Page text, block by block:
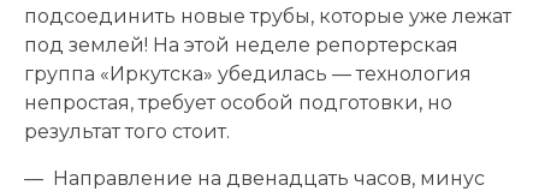
подсоединить новые трубы, которые уже лежат
под землей! На этой неделе репортерская
группа «Иркутска» убедилась — технология
непростая, требует особой подготовки, но
результат того стоит.
— Направление на двенадцать часов, минус